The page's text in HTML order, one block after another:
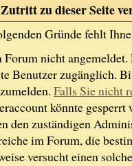
zu dieser Seite
Gründe fehlt
Forum nicht
Benutzer zugänglich.
Falls Sie nicht
könnte gesperrt
den zuständigen
im Forum, die
versucht einen